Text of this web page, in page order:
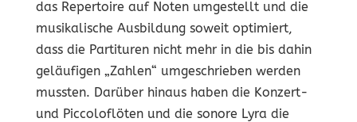
das Repertoire auf Noten umgestellt und die
musikalische Ausbildung soweit optimiert,
dass die Partituren nicht mehr in die bis dahin
geläufigen „Zahlen“ umgeschrieben werden
mussten. Darüber hinaus haben die Konzert-
und Piccoloflöten und die sonore Lyra die